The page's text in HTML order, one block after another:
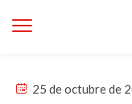
25 de octubre de